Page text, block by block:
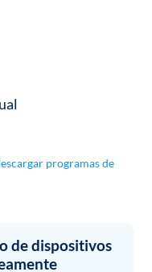
programas de
de dispositivos